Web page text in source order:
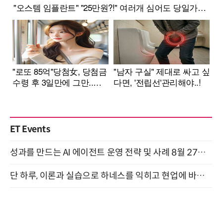
ET Events
성과를 만드는 AI 에이전트 운영 전략 및 사례 8월 27일 개최
단 하루, 이론과 실습으로 하네스를 익히고 현업에 바로 쓰는 핸즈온 워크숍 (8/20)